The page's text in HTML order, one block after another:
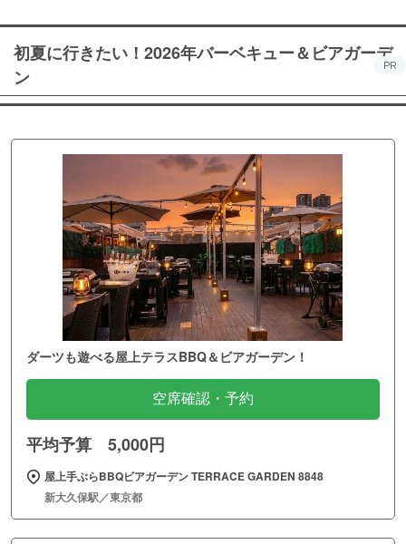
初夏に行きたい！2026年バーベキュー＆ビアガーデ
ン
PR
ダーツも遊べる屋上テラスBBQ＆ビアガーデン！
空席確認・予約
平均予算 5,000円
屋上手ぶらBBQビアガーデン TERRACE GARDEN 8848
新大久保駅／東京都